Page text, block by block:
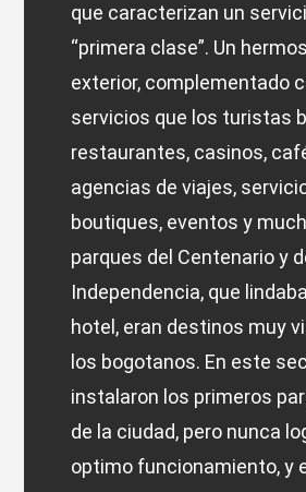
que caracterizan un
“primera clase”. Un
exterior, complementado
servicios que los turistas
restaurantes, casinos,
agencias de viajes,
boutiques, eventos y
parques del Centenario y
Independencia, que
hotel, eran destinos muy
los bogotanos. En este
instalaron los primeros
de la ciudad, pero nunca
optimo funcionamiento, y